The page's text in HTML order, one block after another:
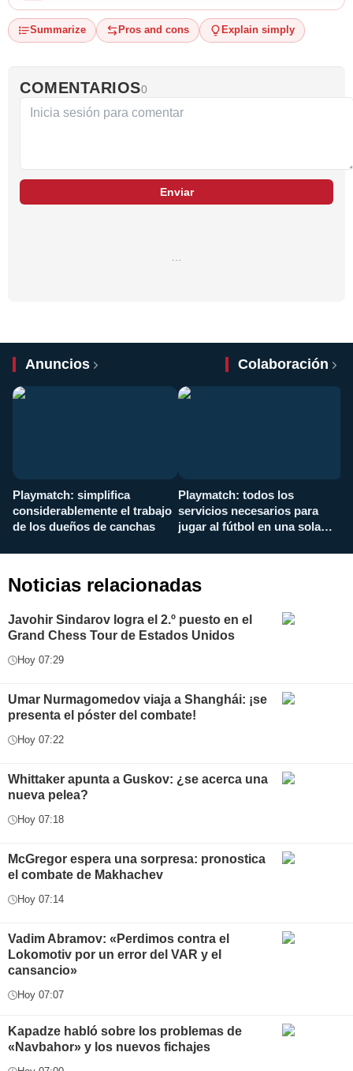
Summarize Pros and cons Explain simply
COMENTARIOS0
Enviar
…
Anuncios Colaboración
Playmatch: simplifica
considerablemente el trabajo
de los dueños de canchas
Playmatch: todos los
servicios necesarios para
jugar al fútbol en una sola
Noticias relacionadas
Javohir Sindarov logra el 2.º puesto en el
Grand Chess Tour de Estados Unidos
Hoy 07:29
Umar Nurmagomedov viaja a Shanghái: ¡se
presenta el póster del combate!
Hoy 07:22
Whittaker apunta a Guskov: ¿se acerca una
nueva pelea?
Hoy 07:18
McGregor espera una sorpresa: pronostica
el combate de Makhachev
Hoy 07:14
Vadim Abramov: «Perdimos contra el
Lokomotiv por un error del VAR y el
cansancio»
Hoy 07:07
Kapadze habló sobre los problemas de
«Navbahor» y los nuevos fichajes